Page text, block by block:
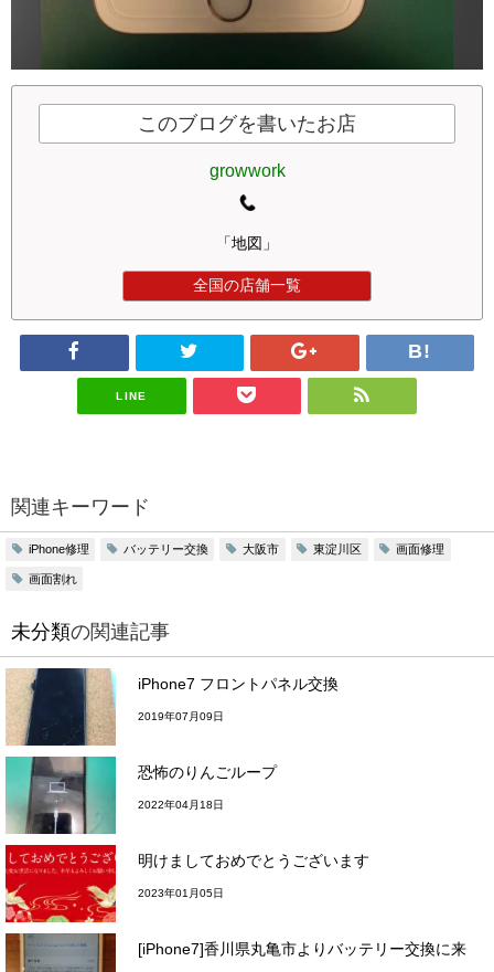
このブログを書いたお店
growwork
「地図」
全国の店舗一覧
LINE
関連キーワード
iPhone修理 バッテリー交換 大阪市 東淀川区 画面修理
画面割れ
未分類の関連記事
iPhone7 フロントパネル交換
2019年07月09日
恐怖のりんごループ
2022年04月18日
明けましておめでとうございます
2023年01月05日
[iPhone7]香川県丸亀市よりバッテリー交換に来